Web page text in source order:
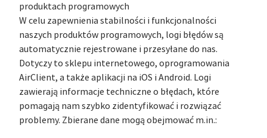
produktach programowych
W celu zapewnienia stabilności i funkcjonalności
naszych produktów programowych, logi błędów są
automatycznie rejestrowane i przesyłane do nas.
Dotyczy to sklepu internetowego, oprogramowania
AirClient, a także aplikacji na iOS i Android. Logi
zawierają informacje techniczne o błędach, które
pomagają nam szybko zidentyfikować i rozwiązać
problemy. Zbierane dane mogą obejmować m.in.: